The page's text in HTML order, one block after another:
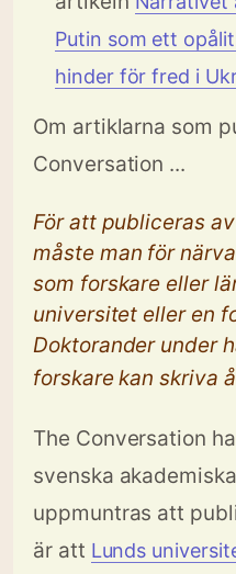
Putin som ett
hinder för fred i
Om artiklarna som
Conversation ...
För att publiceras
måste man för
som forskare eller
universitet eller en
Doktorander under
forskare kan skriva
The Conversation
svenska
uppmuntras att
är att Lunds